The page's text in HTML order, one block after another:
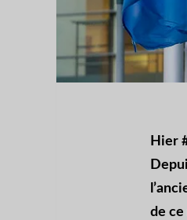
Hier
de ce